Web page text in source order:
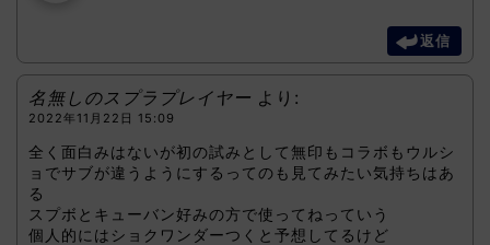
返信
名無しのスプラプレイヤー より:
2022年11月22日 15:09
全く面白みはないが初の試みとして無印もコラボもウルシ
ョでサブが違うようにするってのも見てみたい気持ちはあ
る
スプボとキューバン好みの方で使ってねっていう
個人的にはショクワンダーつくと予想してるけど